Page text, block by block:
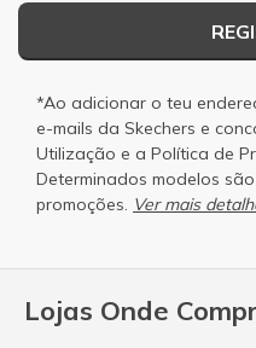
Lojas Onde
*Ao adicionar o teu
e-mails da Skechers e
Utilização e a Política de
Determinados modelos
promoções. Ver mais